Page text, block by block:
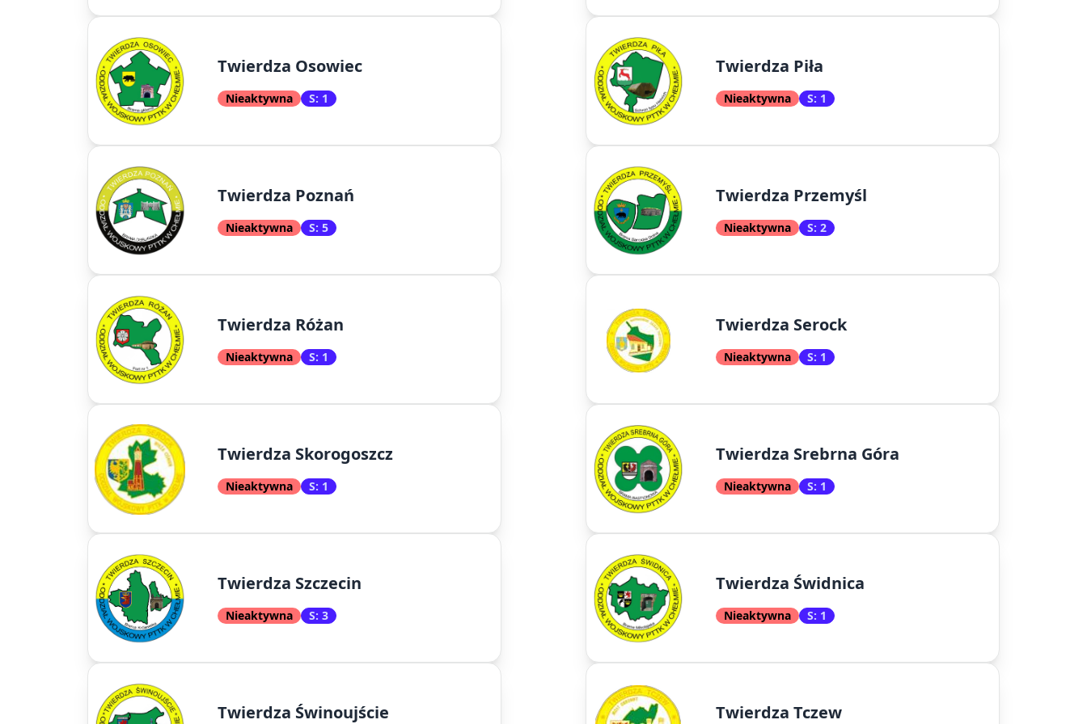
Twierdza Osowiec
Nieaktywna S: 1
Twierdza Piła
Nieaktywna S: 1
Twierdza Poznań
Nieaktywna S: 5
Twierdza Przemyśl
Nieaktywna S: 2
Twierdza Różan
Nieaktywna S: 1
Twierdza Serock
Nieaktywna S: 1
Twierdza Skorogoszcz
Nieaktywna S: 1
Twierdza Srebrna Góra
Nieaktywna S: 1
Twierdza Szczecin
Nieaktywna S: 3
Twierdza Świdnica
Nieaktywna S: 1
Twierdza Świnoujście Twierdza Tczew